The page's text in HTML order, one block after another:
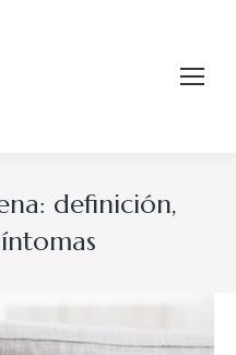
definición,